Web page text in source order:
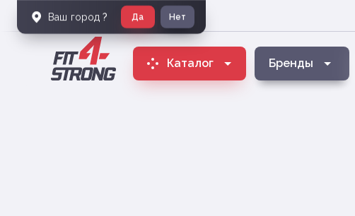
Каталог Бренды
Ваш город ? Да Нет